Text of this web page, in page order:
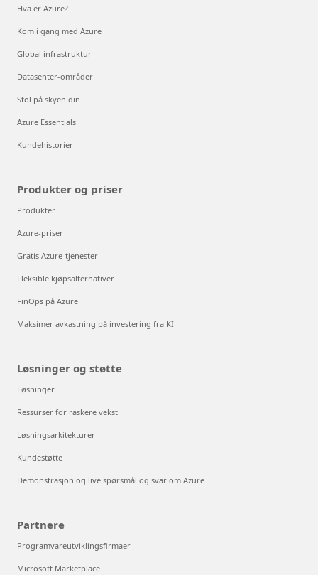
Hva er Azure?
Kom i gang med Azure
Global infrastruktur
Datasenter-områder
Stol på skyen din
Azure Essentials
Kundehistorier
Produkter og priser
Produkter
Azure-priser
Gratis Azure-tjenester
Fleksible kjøpsalternativer
FinOps på Azure
Maksimer avkastning på investering fra KI
Løsninger og støtte
Løsninger
Ressurser for raskere vekst
Løsningsarkitekturer
Kundestøtte
Demonstrasjon og live spørsmål og svar om Azure
Partnere
Programvareutviklingsfirmaer
Microsoft Marketplace